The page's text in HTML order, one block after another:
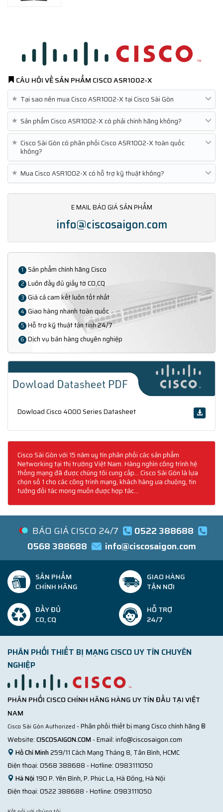
CÂU HỎI VỀ SẢN PHẨM CISCO ASR1002-X
★ Tại sao nên mua Cisco ASR1002-X tại Cisco Sài Gòn
★ Sản phẩm Cisco ASR1002-X có phải chính hãng không?
★ Cisco Sài Gòn có phân phối Cisco ASR1002-X toàn quốc
không?
★ Mua Cisco ASR1002-X có hỗ trợ kỹ thuật không?
E MAIL BÁO GIÁ SẢN PHẨM
info@ciscosaigon.com
1 Sản phẩm chính hãng Cisco
2 Luôn đầy đủ giấy tờ CO,CQ
3 Giá cả cam kết luôn tốt nhất
4 Giao hàng nhanh toàn quốc
5 Hỗ trợ kỹ thuật tận tình 24/7
6 Dịch vụ bán hàng chuyên nghiệp
Dowload Cisco 4000 Series Datasheet
Cisco Sài Gòn với 15 năm uy tín phân phối các sản phẩm
Networking tại thị trường Việt Nam. Hàng nghìn công trình hệ
thống mạng đã được chúng tôi cung cấp... Cisco Sài Gòn là lựa
chọn số 1 cho các công trình mạng, khách hàng ưa chuộng, tin
tưởng đối tác mong muốn được hợp tác...
BÁO GIÁ CISCO 24/7
0522 388688
0568 388688
info@ciscosaigon.com
SẢN PHẨM
CHÍNH HÃNG
GIAO HÀNG
TẬN NƠI
ĐẦY ĐỦ
CO, CQ
HỖ TRỢ
24/7
PHÂN PHỐI THIẾT BỊ MẠNG CISCO UY TÍN CHUYÊN
NGHIỆP
PHÂN PHỐI CISCO CHÍNH HÃNG HÀNG UY TÍN ĐẦU TẠI VIỆT
NAM
Cisco Sài Gòn Authorized - Phân phối thiết bị mạng Cisco chính hãng ®
Website:CISCOSAIGON.COM - Email:info@ciscosaigon.com
Hồ Chí Minh259/11 Cách Mạng Tháng 8, Tân Bình, HCMC
Điện thoại:0568 388688 - Hotline:0983111050
Hà Nội190 P. Yên Bình, P. Phúc La, Hà Đông, Hà Nội
Điện thoại:0522 388688 - Hotline:0983111050